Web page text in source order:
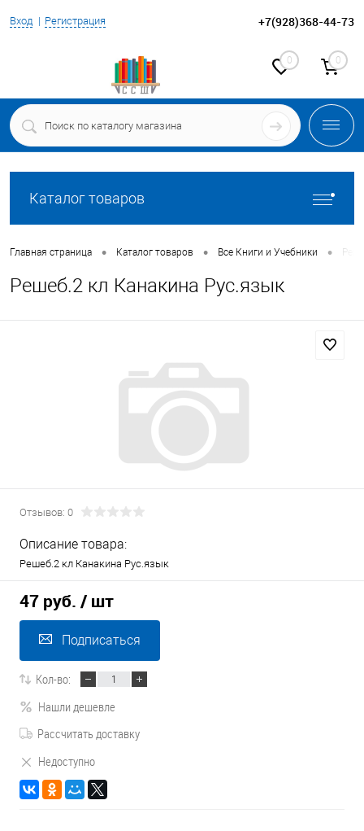
Вход Регистрация +7(928)368-44-73
0 0
Каталог товаров
Главная страница • Каталог товаров • Все Книги и Учебники •
Решеб.2 кл Канакина Рус.язык
Отзывов: 0
Описание товара:
Решеб.2 кл Канакина Рус.язык
47 руб. / шт
Подписаться
Кол-во:
Нашли дешевле
Рассчитать доставку
Недоступно